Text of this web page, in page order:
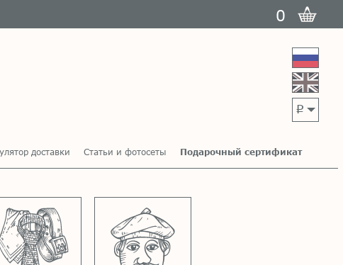
0
p
доставки Статьи и фотосеты Подарочный сертификат